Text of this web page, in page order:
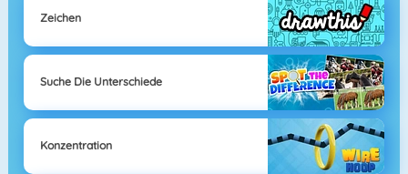
Zeichen
Suche Die Unterschiede
Konzentration